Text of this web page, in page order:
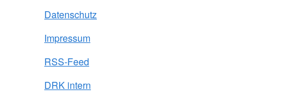
Datenschutz
Impressum
RSS-Feed
DRK intern